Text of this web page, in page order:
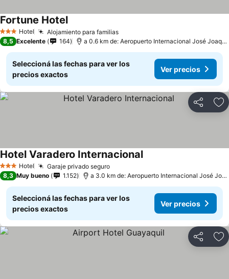
3 Estrellas
Hotel Alojamiento para familias
Fortune Hotel
8,5 Excelente 164 a 0.6 km de: Aeropuerto Internacional José Joaquín de Olmedo
Seleccioná las fechas para ver los
precios exactos
Ver precios
Compartir
3 Estrellas
Hotel Garaje privado seguro
Hotel Varadero Internacional
8,3 Muy bueno 1.152 a 3.0 km de: Aeropuerto Internacional José Joaquín de Olmedo
Seleccioná las fechas para ver los
precios exactos
Ver precios
Compartir